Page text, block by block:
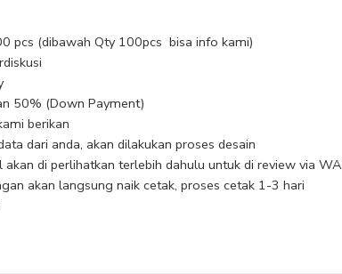
pcs (dibawah Qty 100pcs bisa info kami)
50% (Down Payment)
berikan
dari anda, akan dilakukan proses desain
akan di perlihatkan terlebih dahulu untuk di review via WA
akan langsung naik cetak, proses cetak 1-3 hari